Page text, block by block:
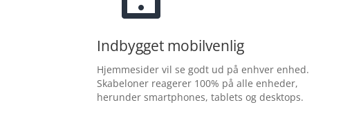
Indbygget mobilvenlig
Hjemmesider vil se godt ud på enhver enhed.
Skabeloner reagerer 100% på alle enheder,
herunder smartphones, tablets og desktops.